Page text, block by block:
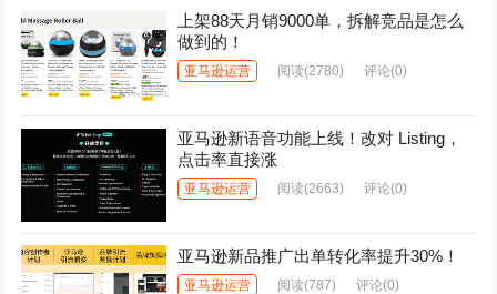
上架88天月销9000单，拆解竞品是怎么
做到的！
亚马逊运营 阅读(2780) 评论(0)
亚马逊新语音功能上线！改对 Listing，
点击率直接涨
亚马逊运营 阅读(2663) 评论(0)
亚马逊新品推广出单转化率提升30%！
亚马逊运营 阅读(787) 评论(0)